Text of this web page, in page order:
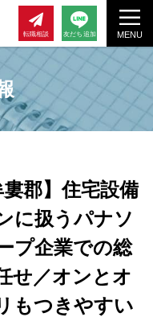
MENU
転職相談 友だち追加
婁郡】住宅設備
に扱うパナソ
プ企業での総
せ／オンとオ
もつきやすい